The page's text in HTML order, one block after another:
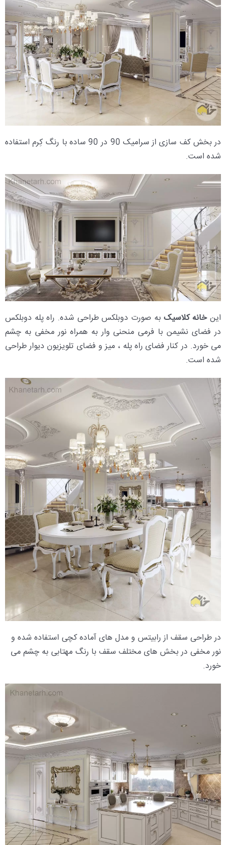
در بخش کف سازی از سرامیک 90 در 90 ساده با رنگ کِرم استفاده
شده است.
اینخانه کلاسیک به صورت دوبلکس طراحی شده. راه پله دوبلکس
در فضای نشیمن با فرمی منحنی وار به همراه نور مخفی به چشم
می خورد. در کنار فضای راه پله ، میز و فضای تلویزیون دیوار طراحی
شده است.
در طراحی سقف از رابیتس و مدل های آماده کچی استفاده شده و
نور مخفی در بخش های مختلف سقف با رنگ مهتابی به چشم می
خورد.